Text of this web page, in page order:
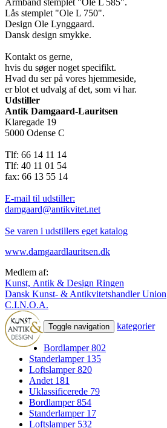
Armbånd stemplet "Ole L 585".
Lås stemplet "Ole L 750".
Design Ole Lynggaard.
Dansk design smykke.
Kontakt os gerne,
hvis du søger noget specifikt.
Hvad du ser på vores hjemmeside,
er blot et udvalg af det, som vi har.
Udstiller
Antik Damgaard-Lauritsen
Klaregade 19
5000 Odense C
Tlf: 66 14 11 14
Tlf: 40 11 01 54
fax: 66 13 55 14
E-mail til udstiller:
damgaard@antikvitet.net
Se varen i udstillers eget katalog
www.damgaardlauritsen.dk
Medlem af:
Kunst, Antik & Design Ringen
Dansk Kunst- & Antikvitetshandler Union
C.I.N.O.A.
Toggle navigation kategorier
Bordlamper802
Standerlamper 135
Loftslamper820
Andet 181
Uklassificerede 79
Bordlamper854
Standerlamper 17
Loftslamper 532